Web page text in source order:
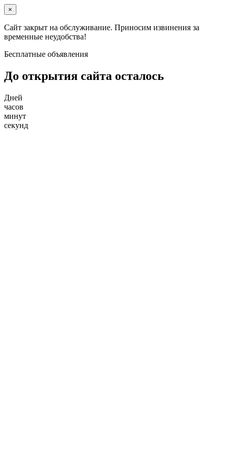
×
Сайт закрыт на обслуживание. Приносим извинения за
временные неудобства!
Бесплатные объявления
До открытия сайта осталось
Дней
часов
минут
секунд